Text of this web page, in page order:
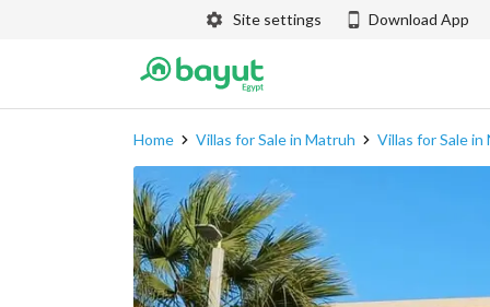
Site settings Download App
Home Villas for Sale in Matruh Villas for Sale